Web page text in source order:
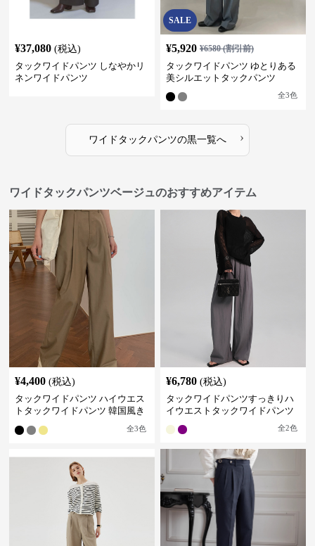
¥37,080 (税込)
タックワイドパンツ しなやかリ
ネンワイドパンツ
SALE
¥5,920 ¥6580(割引前)
タックワイドパンツ ゆとりある
美シルエットタックパンツ
全3色
ワイドタックパンツの黒一覧へ ›
ワイドタックパンツベージュのおすすめアイテム
¥4,400 (税込)
タックワイドパンツ ハイウエス
トタックワイドパンツ 韓国風き
全3色
¥6,780 (税込)
タックワイドパンツすっきりハ
イウエストタックワイドパンツ
全2色